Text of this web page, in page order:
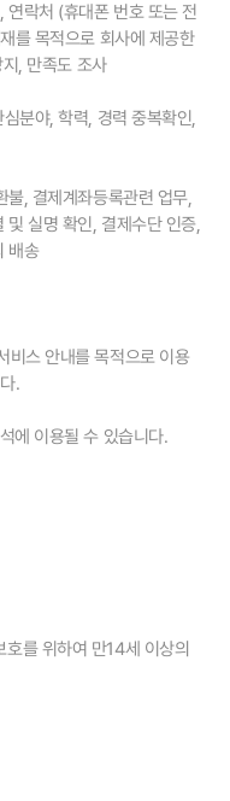
연락처 (휴대폰 번호 또는 전
를 목적으로 회사에 제공한
, 만족도 조사
분야, 학력, 경력 중복확인,
불, 결제계좌등록관련 업무,
및 실명 확인, 결제수단 인증,
배송
비스 안내를 목적으로 이용
.
에 이용될 수 있습니다.
를 위하여 만14세 이상의